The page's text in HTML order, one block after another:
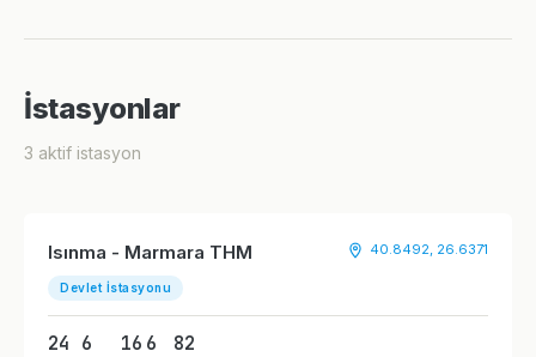
İstasyonlar
3 aktif istasyon
Isınma - Marmara THM
Devlet İstasyonu
40.8492, 26.6371
24 6 16 6 82